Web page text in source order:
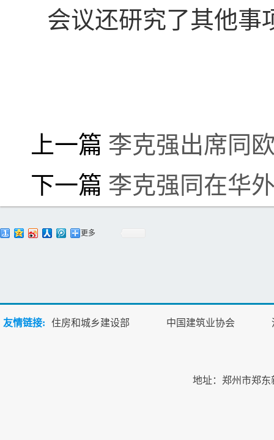
会议还研究了其他事
上一篇 李克强出席同
下一篇 李克强同在华
更多
友情链接: 住房和城乡建设部 中国建筑业协会
地址：郑州市郑